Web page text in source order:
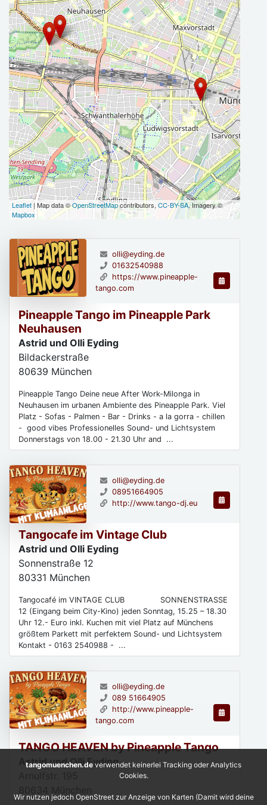
Leaflet| Map data ©OpenStreetMapcontributors,CC-BY-SA, Imagery ©
Mapbox
Pineapple Tango im Pineapple Park
Neuhausen
Astrid und Olli Eyding
Bildackerstraße
80639 München
Pineapple Tango Deine neue After Work-Milonga in
Neuhausen im urbanen Ambiente des Pineapple Park. Viel
Platz - Sofas - Palmen - Bar - Drinks - a la gorra - chillen
- good vibes Professionelles Sound- und Lichtsystem
Donnerstags von 18.00 - 21.30 Uhr and ...
olli@eyding.de
01632540988
https://www.pineapple-
tango.com
Tangocafe im Vintage Club
Astrid und Olli Eyding
Sonnenstraße 12
80331 München
Tangocafé im VINTAGE CLUB SONNENSTRASSE
12 (Eingang beim City-Kino) jeden Sonntag, 15.25 – 18.30
Uhr 12.- Euro inkl. Kuchen mit viel Platz auf Münchens
größtem Parkett mit perfektem Sound- und Lichtsystem
Kontakt - 0163 2540988 - ...
olli@eyding.de
08951664905
http://www.tango-dj.eu
TANGO HEAVEN by Pineapple Tango
Astrid und Olli Eyding
olli@eyding.de
089 51664905
http://www.pineapple-
tango.com
tangomuenchen.de verwendet keinerlei Tracking oder Analytics
Cookies.
Wir nutzen jedoch OpenStreet zur Anzeige von Karten (Damit wird deine